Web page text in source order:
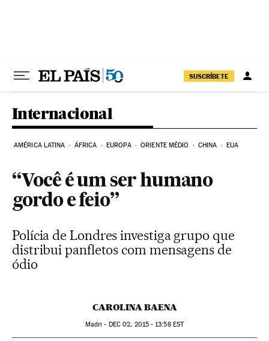
SUSCRÍBETE
Internacional
AMÉRICA LATINA ÁFRICA EUROPA ORIENTE MÉDIO CHINA EUA
“Você é um ser humano
gordo e feio”
Polícia de Londres investiga grupo que
distribui panfletos com mensagens de
ódio
CAROLINA BAENA
Madri - DEC 02, 2015 - 13:58EST